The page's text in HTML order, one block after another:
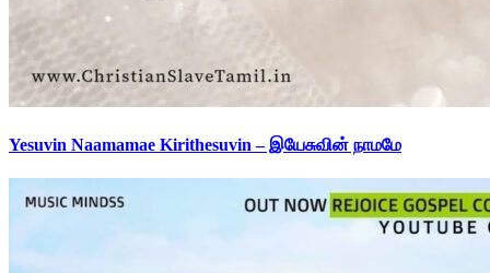
Yesuvin Naamamae Kirithesuvin – இயேசுவின் நாமமே